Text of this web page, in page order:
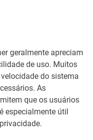
geralmente apreciam
de uso. Muitos
do sistema
As
que os usuários
especialmente útil